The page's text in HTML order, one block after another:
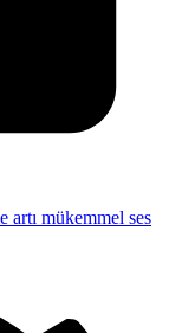
artı mükemmel ses